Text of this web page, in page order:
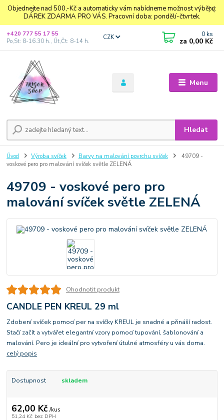
Objednejte nad 500,-Kč a automaticky vám nabídneme možnost výběru:
DÁREK ZDARMA PRO VÁS. Pracovní doba: pondělí-čtvrtek.
Menu
CZK
Hledat
+420 777 55 17 55
Po,St: 8-16.30 h., Út,Čt: 8-14 h.
0 ks
za 0,00 Kč
Úvod Výroba svíček Barvy na malování povrchu svíček
49709 -
voskové pero pro malování svíček světle ZELENÁ
49709 - voskové pero pro
malování svíček světle ZELENÁ
Ohodnotit produkt
CANDLE PEN KREUL 29 ml
Zdobení svíček pomocí per na svíčky KREUL je snadné a přináší radost.
Stačí začít a vytvářet elegantní vzory pomocí tupování, šablonování a
malování. Pero je ideální pro vytvoření útulné atmosféry u vás doma.
celý popis
Dostupnost skladem
62,00 Kč /kus
51,24 Kč bez DPH